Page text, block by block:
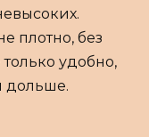
плотно, без
удобно,
дольше.